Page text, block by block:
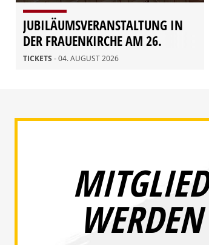
JUBILÄUMSVERANSTALTUNG IN
DER FRAUENKIRCHE AM 26.
AUGUST
TICKETS - 04. AUGUST 2026
MITGLIED
WERDEN